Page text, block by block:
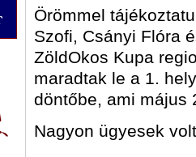
Örömmel
Szofi, Csányi Flóra
ZöldOkos Kupa
maradtak le a 1.
döntőbe, ami május
Nagyon ügyesek